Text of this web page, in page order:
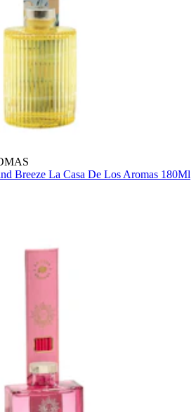
Breeze La Casa De Los Aromas 180Ml